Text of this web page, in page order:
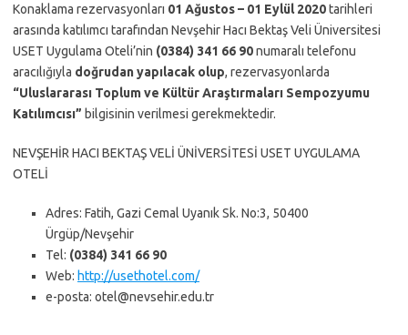
Konaklama rezervasyonları 01 Ağustos – 01 Eylül 2020tarihleri
arasında katılımcı tarafından Nevşehir Hacı Bektaş Veli Üniversitesi
USET Uygulama Oteli’nin (0384) 341 66 90numaralı telefonu
aracılığıyla doğrudan yapılacak olup, rezervasyonlarda
“Uluslararası Toplum ve Kültür Araştırmaları Sempozyumu
Katılımcısı” bilgisinin verilmesi gerekmektedir.
NEVŞEHİR HACI BEKTAŞ VELİ ÜNİVERSİTESİ USET UYGULAMA
OTELİ
Adres: Fatih, Gazi Cemal Uyanık Sk. No:3, 50400
Ürgüp/Nevşehir
Tel: (0384) 341 66 90
Web: http://usethotel.com/
e-posta: otel@nevsehir.edu.tr